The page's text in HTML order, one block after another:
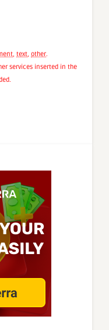
, text, other.
services inserted in the